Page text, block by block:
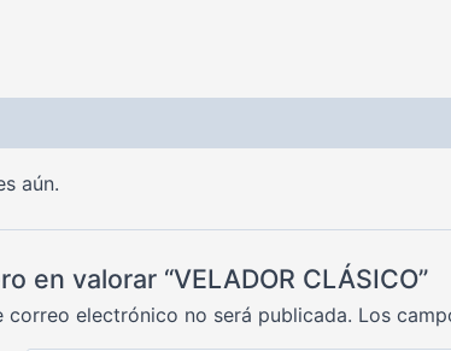
aún.
en valorar “VELADOR CLÁSICO”
correo electrónico no será publicada. Los